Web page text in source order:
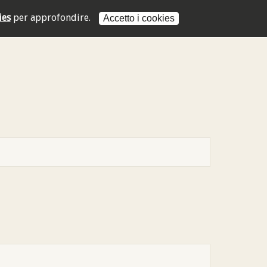
per approfondire. Accetto i cookies